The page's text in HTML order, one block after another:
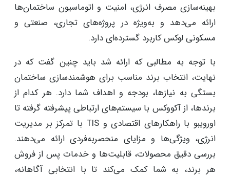
بهینه‌سازی مصرف انرژی، امنیت و اتوماسیون ساختمان‌ها
ارائه می‌دهد و به‌ویژه در پروژه‌های تجاری، صنعتی و
مسکونی لوکس کاربرد گسترده‌ای دارد.
با توجه به مطالبی که ارائه شد باید چنین گفت که در
نهایت، انتخاب برند مناسب برای هوشمندسازی ساختمان
بستگی به نیازها، بودجه و اهداف شما دارد. هر کدام از
برندها، از آکووکس با سیستم‌های ارتباطی پیشرفته گرفته تا
اورویبو با راهکارهای اقتصادی و TIS با تمرکز بر مدیریت
انرژی، ویژگی‌ها و مزایای منحصربه‌فردی ارائه می‌دهند.
بررسی دقیق محصولات، قابلیت‌ها و خدمات پس از فروش
هر برند، به شما کمک می‌کند تا با انتخابی آگاهانه،